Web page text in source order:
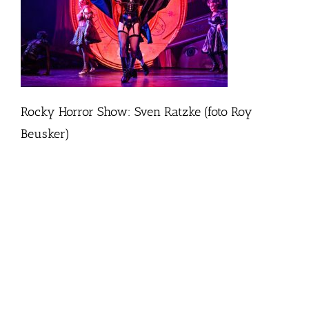
Rocky Horror Show: Sven Ratzke (foto Roy
Beusker)